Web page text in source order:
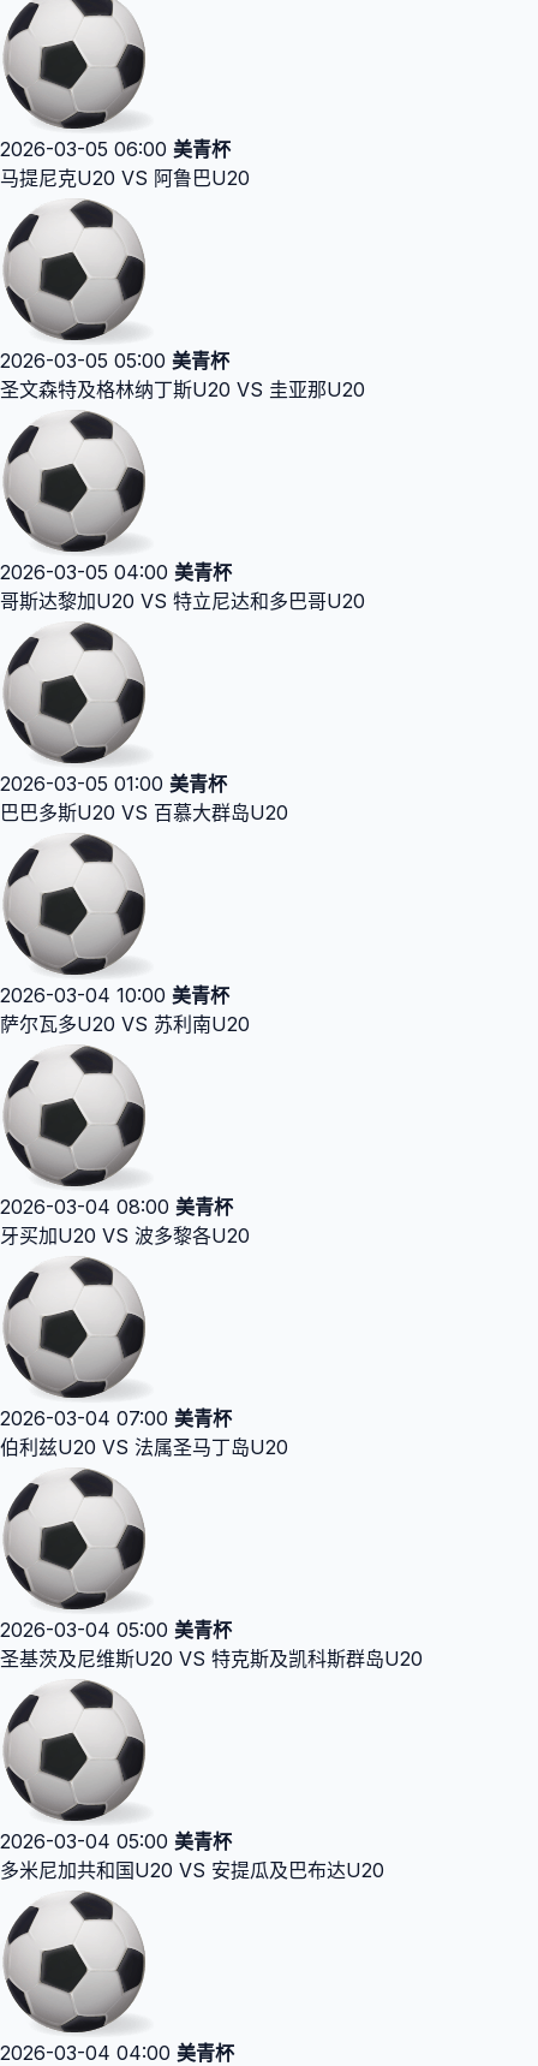
2026-03-05 06:00 美青杯
马提尼克U20 VS 阿鲁巴U20
2026-03-05 05:00 美青杯
圣文森特及格林纳丁斯U20 VS 圭亚那U20
2026-03-05 04:00 美青杯
哥斯达黎加U20 VS 特立尼达和多巴哥U20
2026-03-05 01:00 美青杯
巴巴多斯U20 VS 百慕大群岛U20
2026-03-04 10:00 美青杯
萨尔瓦多U20 VS 苏利南U20
2026-03-04 08:00 美青杯
牙买加U20 VS 波多黎各U20
2026-03-04 07:00 美青杯
伯利兹U20 VS 法属圣马丁岛U20
2026-03-04 05:00 美青杯
圣基茨及尼维斯U20 VS 特克斯及凯科斯群岛U20
2026-03-04 05:00 美青杯
多米尼加共和国U20 VS 安提瓜及巴布达U20
2026-03-04 04:00 美青杯